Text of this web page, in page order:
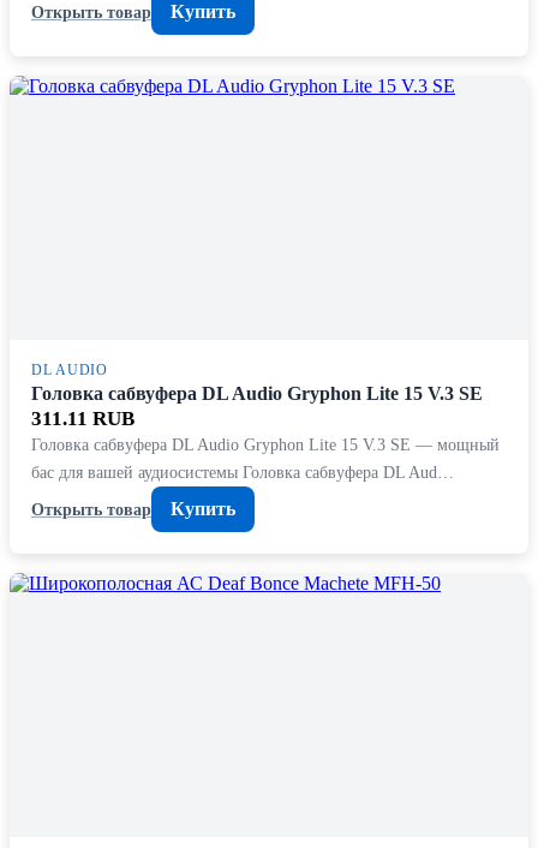
Открыть товар
Купить
DL AUDIO
Головка сабвуфера DL Audio Gryphon Lite 15 V.3 SE
311.11 RUB
Головка сабвуфера DL Audio Gryphon Lite 15 V.3 SE — мощный
бас для вашей аудиосистемы Головка сабвуфера DL Aud…
Открыть товар
Купить